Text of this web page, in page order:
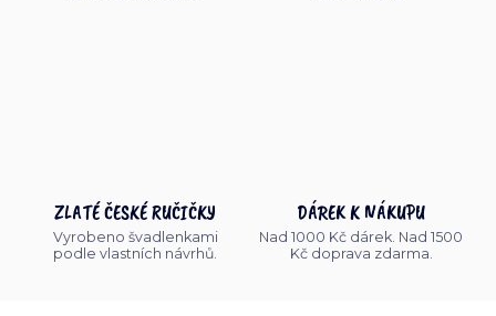
ZLATÉ ČESKÉ RUČIČKY
Vyrobeno švadlenkami
podle vlastních návrhů.
DÁREK K NÁKUPU
Nad 1000 Kč dárek. Nad 1500
Kč doprava zdarma.